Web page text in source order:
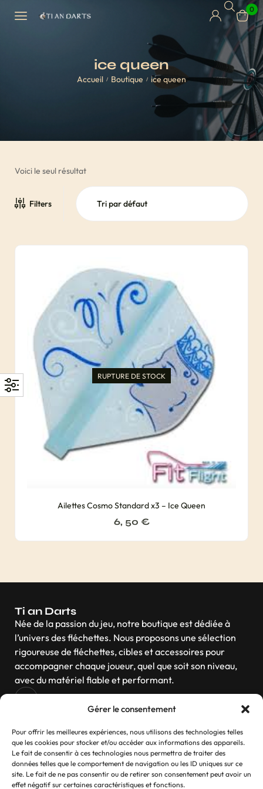
Gérer le consentement
Pour offrir les meilleures expériences, nous utilisons des technologies telles
que les cookies pour stocker et/ou accéder aux informations des appareils.
Le fait de consentir à ces technologies nous permettra de traiter des
données telles que le comportement de navigation ou les ID uniques sur ce
site. Le fait de ne pas consentir ou de retirer son consentement peut avoir un
effet négatif sur certaines caractéristiques et fonctions.
0
ice queen
Accueil / Boutique / ice queen
Voici le seul résultat
Filters
RUPTURE DE STOCK
Ailettes Cosmo Standard x3 – Ice Queen
6, 50 €
Ti an Darts
Née de la passion du jeu, notre boutique est dédiée à
l’univers des fléchettes. Nous proposons une sélection
rigoureuse de fléchettes, cibles et accessoires pour
accompagner chaque joueur, quel que soit son niveau,
avec du matériel fiable et performant.
Navigation